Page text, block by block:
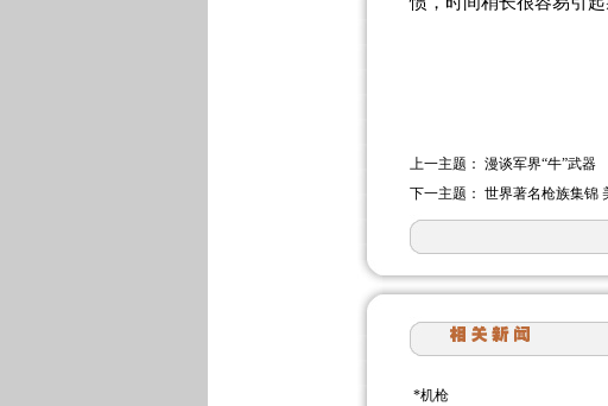
上一主题： 漫谈军界“牛”武器
下一主题： 世界著名枪族集锦
*机枪